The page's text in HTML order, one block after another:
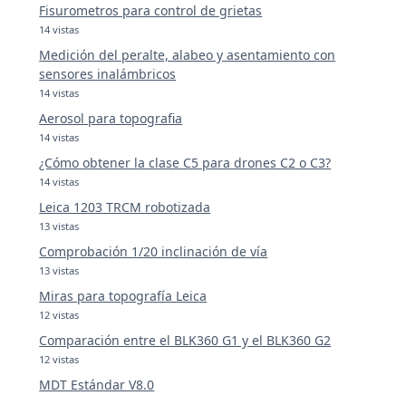
Fisurometros para control de grietas
14 vistas
Medición del peralte, alabeo y asentamiento con
sensores inalámbricos
14 vistas
Aerosol para topografia
14 vistas
¿Cómo obtener la clase C5 para drones C2 o C3?
14 vistas
Leica 1203 TRCM robotizada
13 vistas
Comprobación 1/20 inclinación de vía
13 vistas
Miras para topografía Leica
12 vistas
Comparación entre el BLK360 G1 y el BLK360 G2
12 vistas
MDT Estándar V8.0